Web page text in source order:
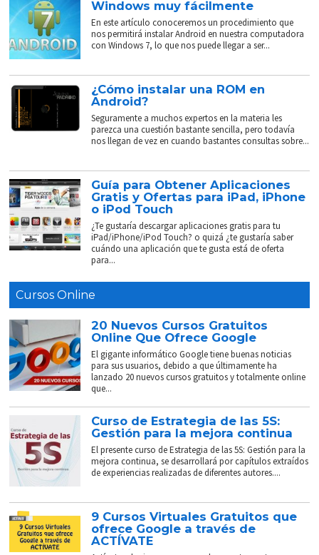
Windows muy fácilmente
En este artículo conoceremos un procedimiento que
nos permitirá instalar Android en nuestra computadora
con Windows 7, lo que nos puede llegar a ser...
¿Cómo instalar una ROM en
Android?
Seguramente a muchos expertos en la materia les
parezca una cuestión bastante sencilla, pero todavía
nos llegan de vez en cuando bastantes consultas sobre...
Guía para Obtener Aplicaciones
Gratis y Ofertas para iPad, iPhone
o iPod Touch
¿Te gustaría descargar aplicaciones gratis para tu
iPad/iPhone/iPod Touch? o quizá ¿te gustaría saber
cuándo una aplicación que te gusta está de oferta
para...
Cursos Online
20 Nuevos Cursos Gratuitos
Online Que Ofrece Google
El gigante informático Google tiene buenas noticias
para sus usuarios, debido a que últimamente ha
lanzado 20 nuevos cursos gratuitos y totalmente online
que...
Curso de Estrategia de las 5S:
Gestión para la mejora continua
El presente curso de Estrategia de las 5S: Gestión para la
mejora continua, se desarrollará por capítulos extraídos
de experiencias realizadas de diferentes autores....
9 Cursos Virtuales Gratuitos que
ofrece Google a través de
ACTÍVATE